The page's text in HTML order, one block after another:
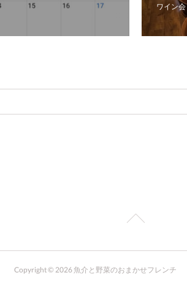
ワイン
Copyright © 2026魚介と野菜のおまかせフレンチ